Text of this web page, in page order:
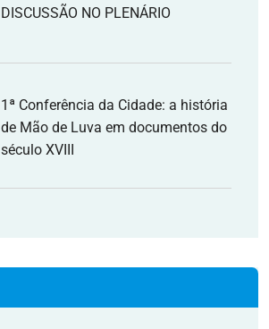
DISCUSSÃO NO PLENÁRIO
1ª Conferência da Cidade: a história
de Mão de Luva em documentos do
século XVIII